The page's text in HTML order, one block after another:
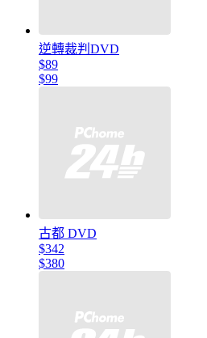
逆轉裁判DVD
$89
$99
古都 DVD
$342
$380